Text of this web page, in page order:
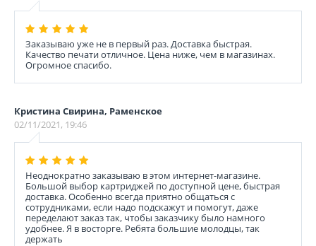
Заказываю уже не в первый раз. Доставка быстрая.
Качество печати отличное. Цена ниже, чем в магазинах.
Огромное спасибо.
Кристина Свирина, Раменское
02/11/2021, 19:46
Неоднократно заказываю в этом интернет-магазине.
Большой выбор картриджей по доступной цене, быстрая
доставка. Особенно всегда приятно общаться с
сотрудниками, если надо подскажут и помогут, даже
переделают заказ так, чтобы заказчику было намного
удобнее. Я в восторге. Ребята большие молодцы, так
держать